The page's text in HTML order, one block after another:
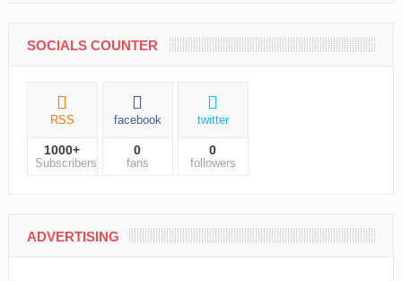
SOCIALS COUNTER
RSS
1000+
Subscribers
facebook
0
fans
twitter
0
followers
ADVERTISING